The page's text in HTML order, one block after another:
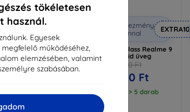
tökéletesen
használ.
Egyesek
működéséhez,
elemzésében, valamint
szabásában.
Kedvezmény
kuponnal
Max Lite Realme 9
5G fekete
3 690 Ft
1 971 Ft
Kedvezmény
kuponnal
EXTRA10
3MK FlexibleGlass Realme 9
4G hibrid üveg
3 590 Ft
3 230 Ft
Raktáron > 5 darab